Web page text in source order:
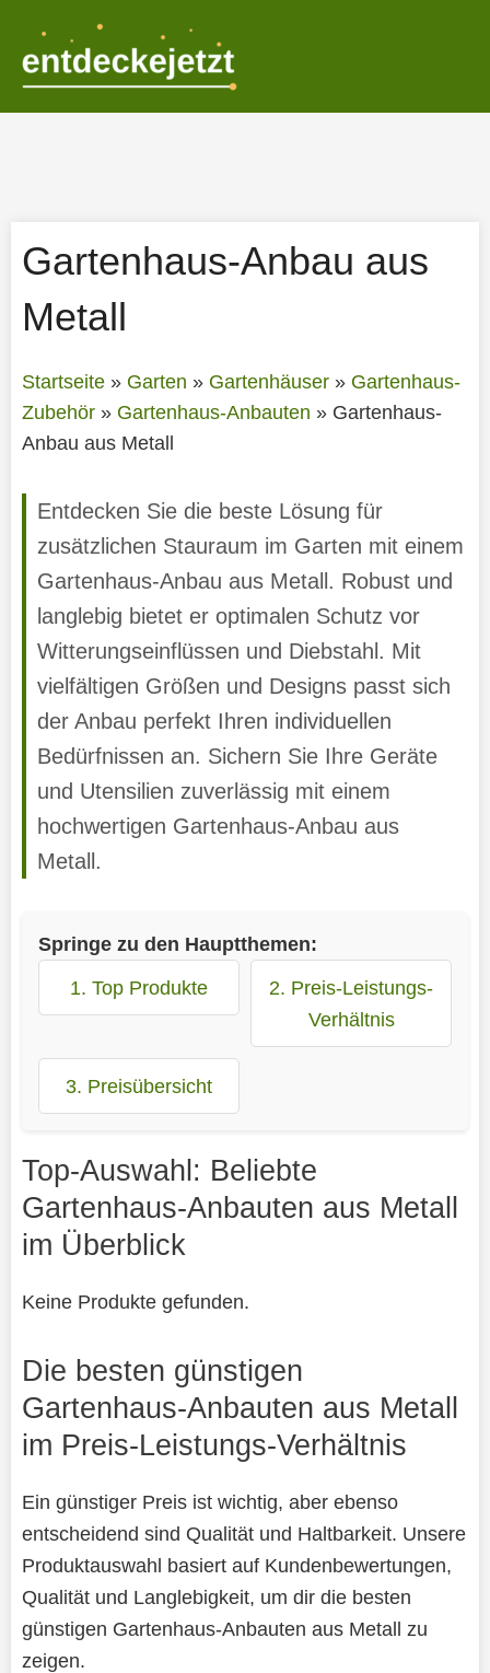
springen
Gartenhaus-Anbau aus
Metall
Startseite» Garten » Gartenhäuser» Gartenhaus-
Zubehör» Gartenhaus-Anbauten » Gartenhaus-
Anbau aus Metall
Entdecken Sie die beste Lösung für
zusätzlichen Stauraum im Garten mit einem
Gartenhaus-Anbau aus Metall. Robust und
langlebig bietet er optimalen Schutz vor
Witterungseinflüssen und Diebstahl. Mit
vielfältigen Größen und Designs passt sich
der Anbau perfekt Ihren individuellen
Bedürfnissen an. Sichern Sie Ihre Geräte
und Utensilien zuverlässig mit einem
hochwertigen Gartenhaus-Anbau aus
Metall.
Springe zu den Hauptthemen:
1. Top Produkte
2. Preis-Leistungs-
Verhältnis
3. Preisübersicht
Top-Auswahl: Beliebte
Gartenhaus-Anbauten aus Metall
im Überblick
Keine Produkte gefunden.
Die besten günstigen
Gartenhaus-Anbauten aus Metall
im Preis-Leistungs-Verhältnis
Ein günstiger Preis ist wichtig, aber ebenso
entscheidend sind Qualität und Haltbarkeit. Unsere
Produktauswahl basiert auf Kundenbewertungen,
Qualität und Langlebigkeit, um dir die besten
günstigen Gartenhaus-Anbauten aus Metall zu
zeigen.